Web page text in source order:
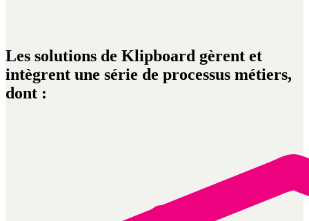
Les solutions de Klipboard gèrent et
intègrent une série de processus métiers,
dont :